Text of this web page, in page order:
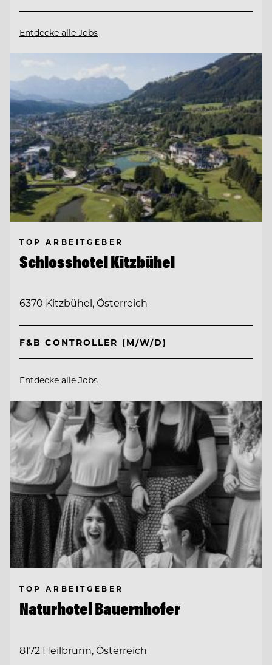
Entdecke alle Jobs
TOP ARBEITGEBER
Schlosshotel Kitzbühel
6370 Kitzbühel, Österreich
F&B CONTROLLER (M/W/D)
Entdecke alle Jobs
TOP ARBEITGEBER
Naturhotel Bauernhofer
8172 Heilbrunn, Österreich